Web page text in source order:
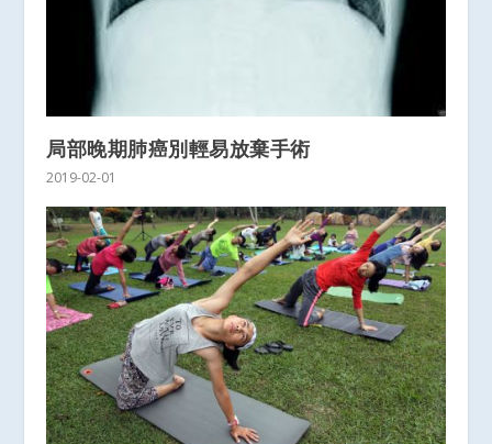
局部晚期肺癌別輕易放棄手術
2019-02-01